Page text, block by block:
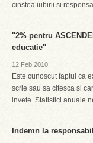
cinstea iubirii si
"2% pentru
educatie"
12 Feb 2010
Este cunoscut faptul ca
scrie sau sa citesca si
invete. Statistici anuale
Indemn la